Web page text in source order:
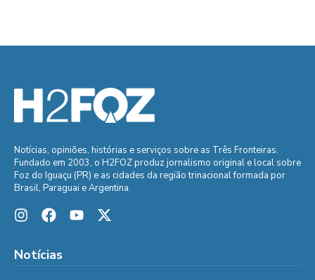
Notícias, opiniões, histórias e serviços sobre as Três Fronteiras.
Fundado em 2003, o H2FOZ produz jornalismo original e local sobre
Foz do Iguaçu (PR) e as cidades da região trinacional formada por
Brasil, Paraguai e Argentina.
Notícias